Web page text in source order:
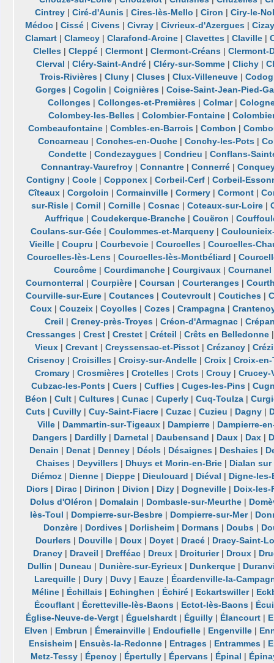
Cintrey |Ciré-d'Aunis |Cires-lès-Mello |Ciron |Ciry-le-
Médoc| Cissé| Civens| Civray| Civrieux-d'Azergues|
Clamart| Clamecy| Clarafond-Arcine| Clavettes| Claville|
Clelles |Cleppé |Clermont |Clermont-Créans |Clermont-
Clerval | Cléry-Saint-André| Cléry-sur-Somme| Clichy|
Trois-Rivières| Cluny| Cluses| Clux-Villeneuve|
Gorges |Cogolin |Coignières |Coise-Saint-Jean-Pied-
Collonges |Collonges-et-Premières |Colmar|
Colombey-les-Belles |Colombier-Fontaine |
Combeaufontaine |Combles-en-Barrois |Combon |
Concarneau |Conches-en-Ouche |Conchy-les-Pots |
Condette |Condezaygues |Condrieu |Conflans-
Connantray-Vaurefroy| Connantre| Connerré|
Contigny |Coole |Copponex |Corbeil-Cerf |Corbeil-
Cîteaux| Corgoloin | Cormainville| Cormery| Cormont|
sur-Risle |Cornil |Cornille |Cosnac |Coteaux-sur-Loire |
Auffrique| Coudekerque-Branche| Couëron |
Coulans-sur-Gée |Coulommes-et-Marqueny |
Vieille |Coupru |Courbevoie |Courcelles |Courcelles-
Courcelles-lès-Lens |Courcelles-lès-Montbéliard |
Courcôme| Courdimanche| Courgivaux| Cournanel
Cournonterral | Courpière| Coursan | Courteranges|
Courville-sur-Eure| Coutances| Coutevroult| Coutiches|
Coux |Couzeix |Coyolles |Cozes |Crampagna |
Creil | Creney-près-Troyes| Créon-d'Armagnac|
Cressanges| Crest| Crestet| Créteil | Crêts en Belledonne
Vieux |Crevant |Creyssensac-et-Pissot |Crézancy |
Crisenoy| Croisilles| Croisy-sur-Andelle| Croix| Croix-
Cromary |Crosmières |Crotelles |Crots |Crouy |Crucey-
Cubzac-les-Ponts |Cuers |Cuffies |Cuges-les-Pins |
Béon | Cult| Cultures| Cunac| Cuperly| Cuq-Toulza|
Cuts |Cuvilly |Cuy-Saint-Fiacre |Cuzac |Cuzieu | Dagny |
Ville| Dammartin-sur-Tigeaux| Dampierre| Dampierre-
Dangers | Dardilly | Darnetal | Daubensand | Daux | Dax |
Denain | Denat| Denney| Déols| Désaignes| Deshaies|
Chaises | Deyvillers | Dhuys et Morin-en-Brie | Dialan sur
Diémoz | Dienne | Dieppe | Dieulouard | Diéval | Digne-
Diors | Dirac | Dirinon | Divion | Dizy | Dogneville | Doix-les-
Dolus d'Oléron | Domalain | Dombasle-sur-Meurthe|
lès-Toul | Dompierre-sur-Besbre | Dompierre-sur-Mer|
Donzère| Dordives| Dorlisheim| Dormans| Doubs|
Dourlers | Douville | Doux | Doyet | Dracé | Dracy-Saint-
Drancy | Draveil | Drefféac | Dreux | Droiturier| Droux |
Dullin | Duneau | Dunière-sur-Eyrieux| Dunkerque|
Larequille| Dury| Duvy| Eauze| Écardenville-la-
Méline| Échillais| Echinghen | Échiré| Eckartswiller|
Écouflant | Écretteville-lès-Baons | Ectot-lès-Baons |
Église-Neuve-de-Vergt| Éguelshardt| Éguilly| Élancourt|
Elven | Embrun | Émerainville | Endoufielle | Engenville |
Ensisheim | Ensuès-la-Redonne | Entrages | Entrammes |
Metz-Tessy| Épenoy| Épertully| Épervans| Épinal |